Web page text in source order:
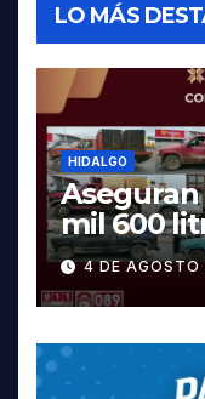
LO MÁS
HIDALGO
Aseguran
mil 600
y dos
Tula
4 DE